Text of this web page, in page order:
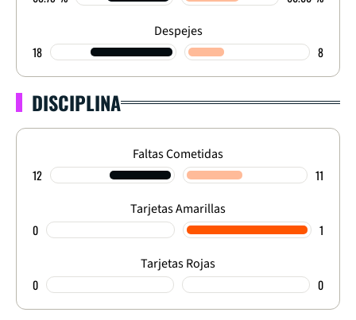
Despejes
18 8
DISCIPLINA
Faltas Cometidas
12 11
Tarjetas Amarillas
0 1
Tarjetas Rojas
0 0